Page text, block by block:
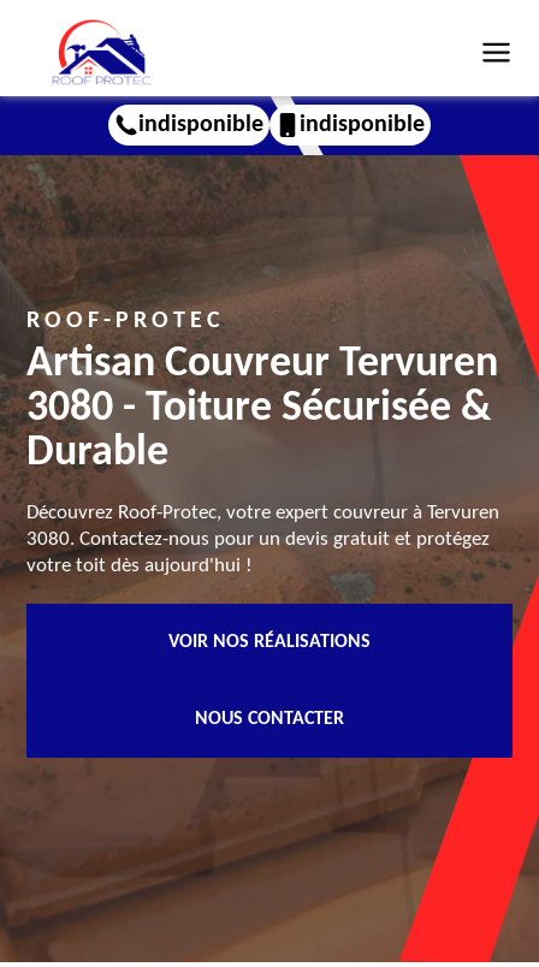
indisponible indisponible
ROOF-PROTEC
Artisan Couvreur Tervuren
3080 - Toiture Sécurisée &
Durable
Découvrez Roof-Protec, votre expert couvreur à Tervuren
3080. Contactez-nous pour un devis gratuit et protégez
votre toit dès aujourd'hui !
VOIR NOS RÉALISATIONS
NOUS CONTACTER